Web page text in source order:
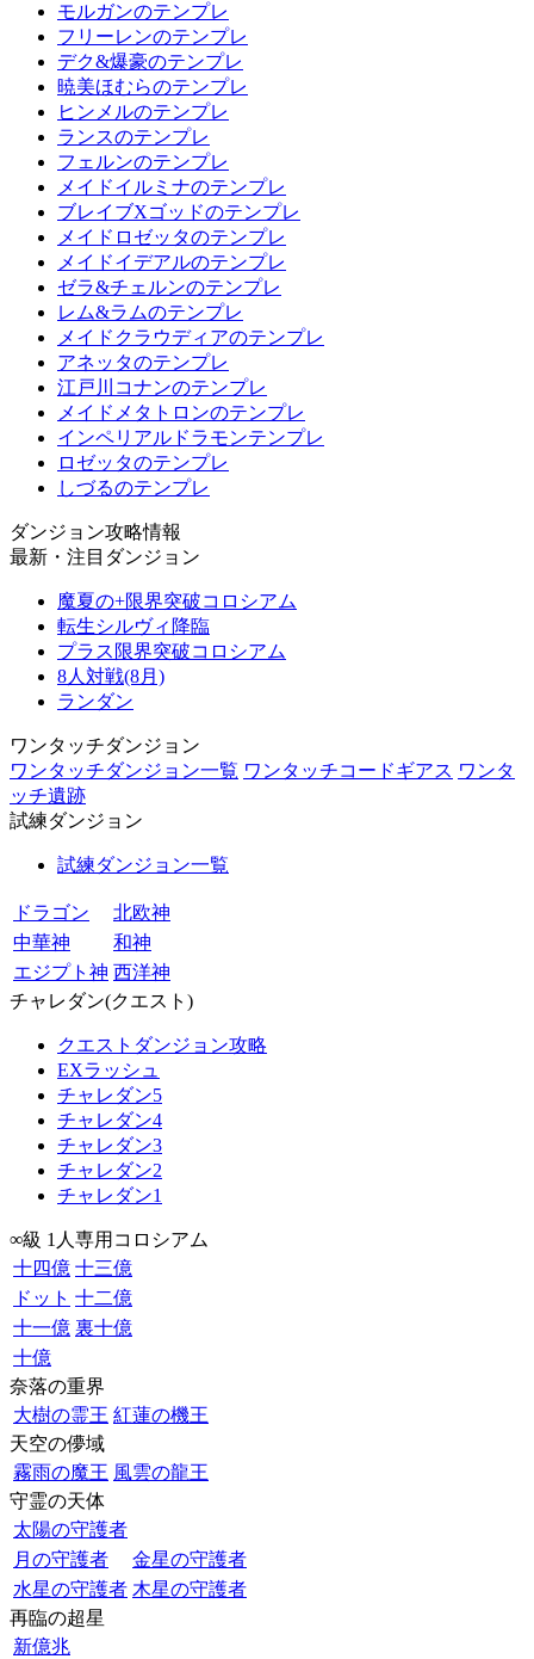
モルガンのテンプレ
フリーレンのテンプレ
デク&爆豪のテンプレ
暁美ほむらのテンプレ
ヒンメルのテンプレ
ランスのテンプレ
フェルンのテンプレ
メイドイルミナのテンプレ
ブレイブXゴッドのテンプレ
メイドロゼッタのテンプレ
メイドイデアルのテンプレ
ゼラ&チェルンのテンプレ
レム&ラムのテンプレ
メイドクラウディアのテンプレ
アネッタのテンプレ
江戸川コナンのテンプレ
メイドメタトロンのテンプレ
インペリアルドラモンテンプレ
ロゼッタのテンプレ
しづるのテンプレ
ダンジョン攻略情報
最新・注目ダンジョン
魔夏の+限界突破コロシアム
転生シルヴィ降臨
プラス限界突破コロシアム
8人対戦(8月)
ランダン
ワンタッチダンジョン
ワンタッチダンジョン一覧 ワンタッチコードギアス ワンタ
ッチ遺跡
試練ダンジョン
試練ダンジョン一覧
ドラゴン
北欧神
中華神
和神
エジプト神 西洋神
チャレダン(クエスト)
クエストダンジョン攻略
EXラッシュ
チャレダン5
チャレダン4
チャレダン3
チャレダン2
チャレダン1
∞級 1人専用コロシアム
十四億 十三億
ドット 十二億
十一億 裏十億
十億
奈落の重界
大樹の霊王 紅蓮の機王
天空の儚域
霧雨の魔王 風雲の龍王
守霊の天体
太陽の守護者
月の守護者
金星の守護者
水星の守護者 木星の守護者
再臨の超星
新億兆